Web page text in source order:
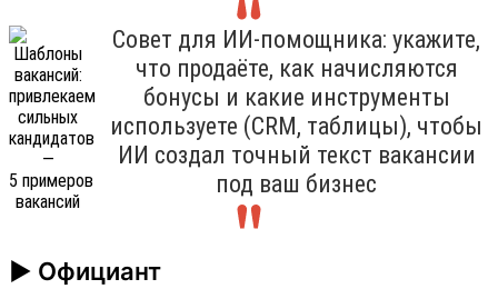
Совет для ИИ-помощника: укажите,
что продаёте, как начисляются
бонусы и какие инструменты
используете (CRM, таблицы), чтобы
ИИ создал точный текст вакансии
под ваш бизнес
► Официант